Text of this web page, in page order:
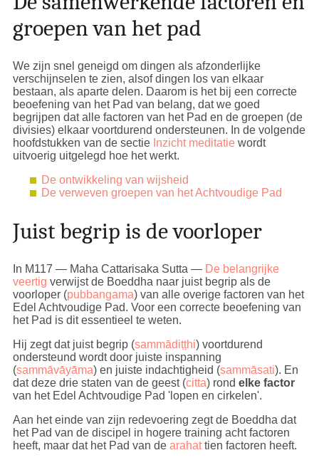
Als je inziet datSleutel tot Inzicht
inderdaad de ware Leer is die door de Boeddha
is verkondigd en niet iets anders, kan je dit
over te makenwaardoor je de woorden van de
Boeddha levendig houdt.
A06-096 —Zes zeldzaamheden
boeddhistische meditatiesysteem — komt de
Boeddha tot een uitermate gedetailleerde
opsomming van alle onderwerpen van de
worden gerealiseerd. Hoewel de satipatthana
training de 7e factor van het Edel Achtvoudige
Pad benadrukt, omvat deze de training van het
gehele pad. Een volledige bestudering van het
pad én de satipatthana training laat duidelijk
zien dat meditatie niet beperkt is tot 'stil zitten',
maar een levenswijze is die het gehele dagelijkse
leven doordringt.
toespraken verwezen die dat onderwerp
omsluiten. Natuurlijk zijn er vele toespraken die
Veel meer toespraken zijn beschikbaar via de
SitemapcategorieSutta Piṭaka — Toespraken.
groepen van het pad
We zijn snel geneigd om dingen als afzonderlijke
verschijnselen te zien, alsof dingen los van elkaar
bestaan, als aparte delen. Daarom is het bij een correcte
beoefening van het Pad van belang, dat we goed
begrijpen dat alle factoren van het Pad en de groepen (de
divisies) elkaar voortdurend ondersteunen. In de volgende
hoofdstukken van de sectie Inzicht meditatie wordt
uitvoerig uitgelegd hoe het werkt.
De ontwikkeling van wijsheid
De verweven groepen van het Achtvoudige Pad
Juist begrip is de voorloper
In M117 — Maha Cattarisaka Sutta — De belangrijke
veertig verwijst de Boeddha naar juist begrip als de
voorloper (pubbangama) van alle overige factoren van het
Edel Achtvoudige Pad. Voor een correcte beoefening van
het Pad is dit essentieel te weten.
Hij zegt dat juist begrip (sammādiṭṭhi) voortdurend
ondersteund wordt door juiste inspanning
(sammāvāyāma) en juiste indachtigheid (sammāsati). En
dat deze drie staten van de geest (citta) rond elke factor
van het Edel Achtvoudige Pad 'lopen en cirkelen'.
Aan het einde van zijn redevoering zegt de Boeddha dat
het Pad van de discipel in hogere training acht factoren
heeft, maar dat het Pad van de arahattien factoren heeft.